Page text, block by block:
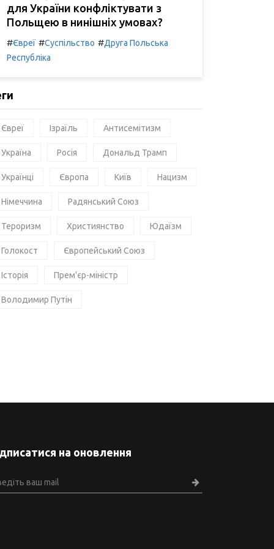
для України конфліктувати з
Польщею в нинішніх умовах?
#Євреї #Суспільство #Друга Польська
Республіка
Євреї Ізраїль Антисемітизм
Україна Росія Дональд Трамп
Українці Європа Київ Нацизм
Німеччина Радянський Союз
Тероризм Християнство Юдаїзм
Голокост Європейський Союз
Історія Прем'єр-міністр
Володимир Путін
на оновлення